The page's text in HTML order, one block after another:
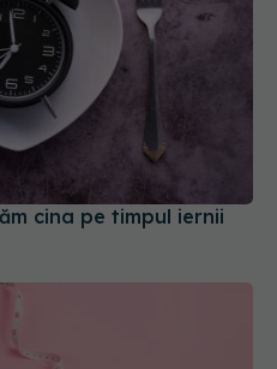
cina pe timpul iernii